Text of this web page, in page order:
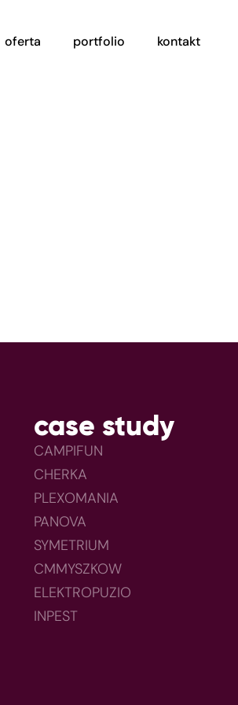
oferta portfolio kontakt
case study
CAMPIFUN
CHERKA
PLEXOMANIA
PANOVA
SYMETRIUM
CMMYSZKOW
ELEKTROPUZIO
INPEST